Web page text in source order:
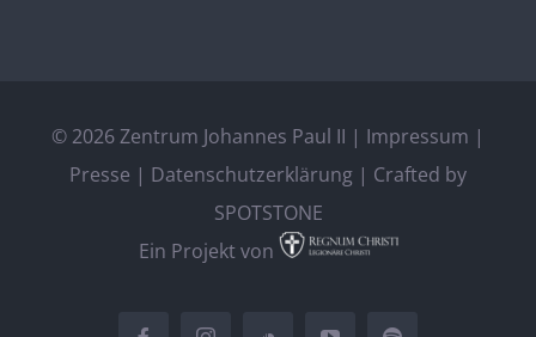
© 2026 Zentrum Johannes Paul II | Impressum |
Presse | Datenschutzerklärung | Crafted by
SPOTSTONE
Ein Projekt von